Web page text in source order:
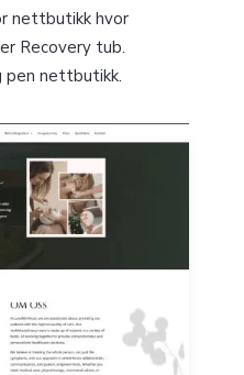
nettbutikk hvor
Recovery tub.
pen nettbutikk.